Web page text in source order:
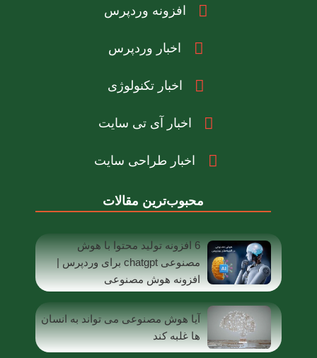
افزونه وردپرس
اخبار وردپرس
اخبار تکنولوژی
اخبار آی تی سایت
اخبار طراحی سایت
محبوب‌ترین مقالات
6 افزونه تولید محتوا با هوش
مصنوعی chatgpt برای وردپرس |
افزونه هوش مصنوعی
آیا هوش مصنوعی می تواند به انسان
ها غلبه کند